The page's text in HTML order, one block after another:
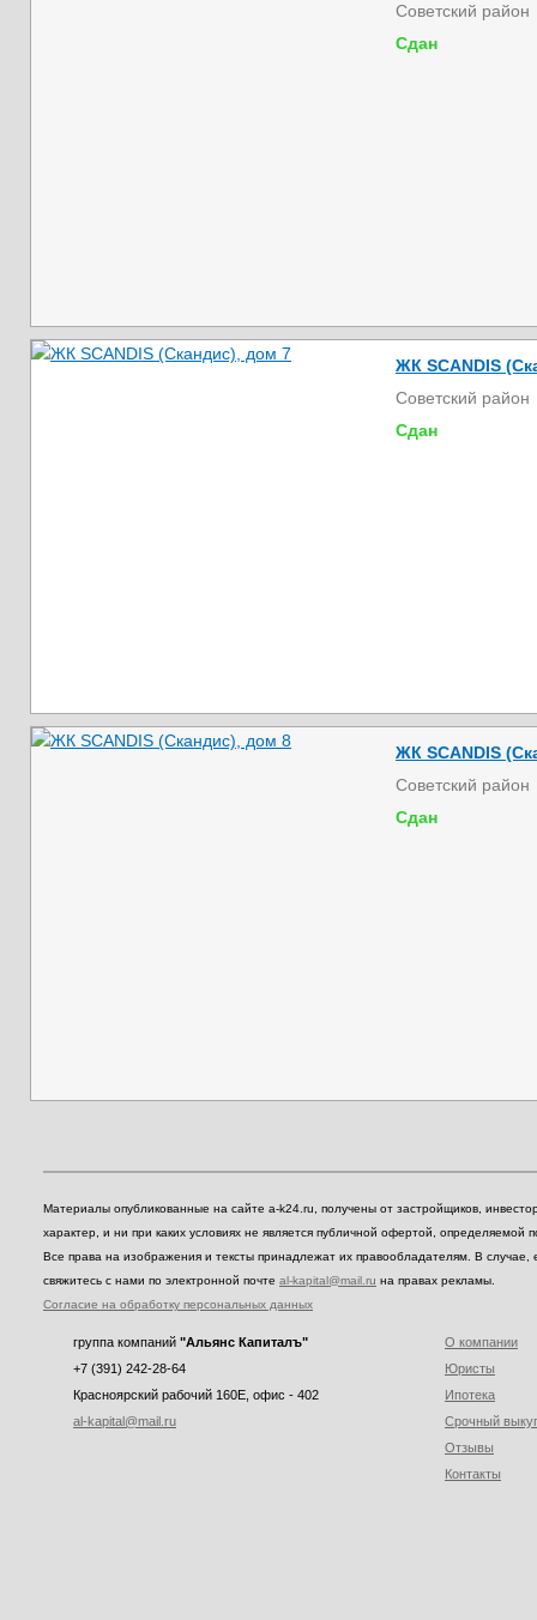
Советский район
Сдан
ЖК SCANDIS
Советский район
Сдан
ЖК SCANDIS
Советский район
Сдан
Материалы опубликованные на сайте a-k24.ru, получены от застройщиков,
характер, и ни при каких условиях не является публичной офертой,
Все права на изображения и тексты принадлежат их правообладателям. В
свяжитесь с нами по электронной почте al-kapital@mail.ru на правах рекламы.
Согласие на обработку персональных данных
группа компаний "Альянс Капиталъ"
+7 (391) 242-28-64
Красноярский рабочий 160E, офис - 402
al-kapital@mail.ru
О компании
Юристы
Ипотека
Срочный
Отзывы
Контакты